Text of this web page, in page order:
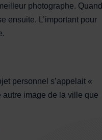
photographe. Quand
ensuite. L’important pour
personnel s’appelait «
image de la ville que